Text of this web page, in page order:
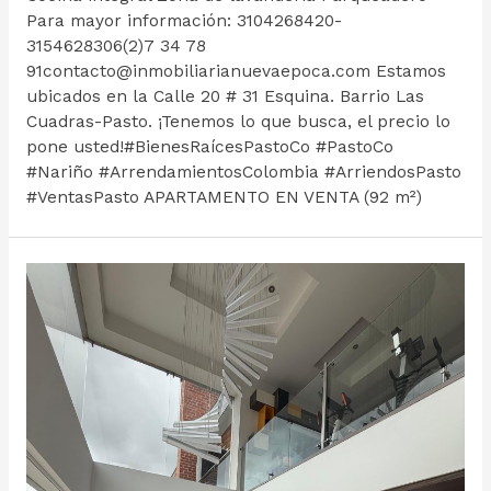
Para mayor información: 3104268420-
3154628306(2)7 34 78
91contacto@inmobiliarianuevaepoca.com Estamos
ubicados en la Calle 20 # 31 Esquina. Barrio Las
Cuadras-Pasto. ¡Tenemos lo que busca, el precio lo
pone usted!#BienesRaícesPastoCo #PastoCo
#Nariño #ArrendamientosColombia #ArriendosPasto
#VentasPasto APARTAMENTO EN VENTA (92 m²)